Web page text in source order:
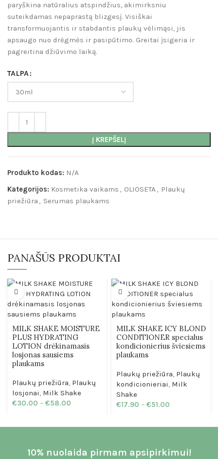
paryškina natūralius atspindžius, akimirksniu
suteikdamas nepaprastą blizgesį. Visiškai
transformuojantis ir stabdantis plaukų vėlimąsi, jis
apsaugo nuo drėgmės ir pasipūtimo. Greitai įsigeria ir
pagreitina džiūvimo laiką.
TALPA
Į KREPŠELĮ
Produkto kodas: N/A
Kategorijos: Kosmetika vaikams , OLIOSETA , Plaukų
priežiūra , Serumas plaukams
PANAŠŪS PRODUKTAI
MILK SHAKE MOISTURE
PLUS HYDRATING
LOTION drėkinamasis
losjonas sausiems
plaukams
Plaukų priežiūra, Plaukų
losjonai, Milk Shake
€30.00 – €58.00
MILK SHAKE ICY BLOND
CONDITIONER specialus
kondicionierius šviesiems
plaukams
Plaukų priežiūra, Plaukų
kondicionieriai, Milk
Shake
€17.90 – €51.00
10% nuolaida pirmam apsipirkimui!